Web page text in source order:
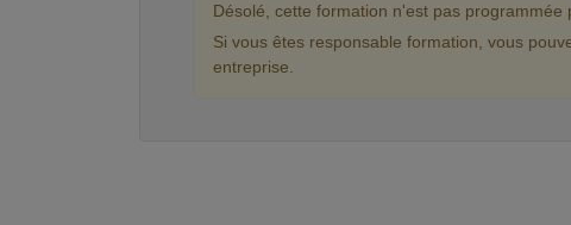
Désolé, cette formation n'est pas programmée
Si vous êtes responsable formation, vous
entreprise.